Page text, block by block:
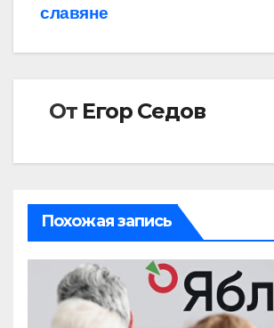
славяне
От Егор Седов
Похожая запись